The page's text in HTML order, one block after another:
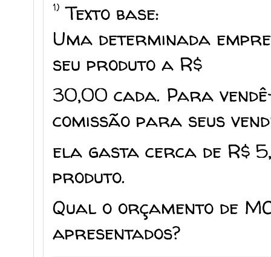
1) Texto base:
Uma determinada
seu produto a R$
30,00 cada. Para
comissão para seus
ela gasta cerca de R$
produto.
Qual o orçamento de
apresentados?